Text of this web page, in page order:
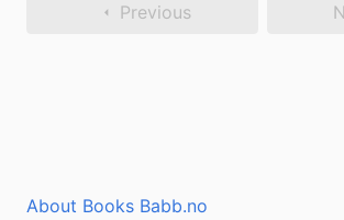
Previous
About Books Babb.no